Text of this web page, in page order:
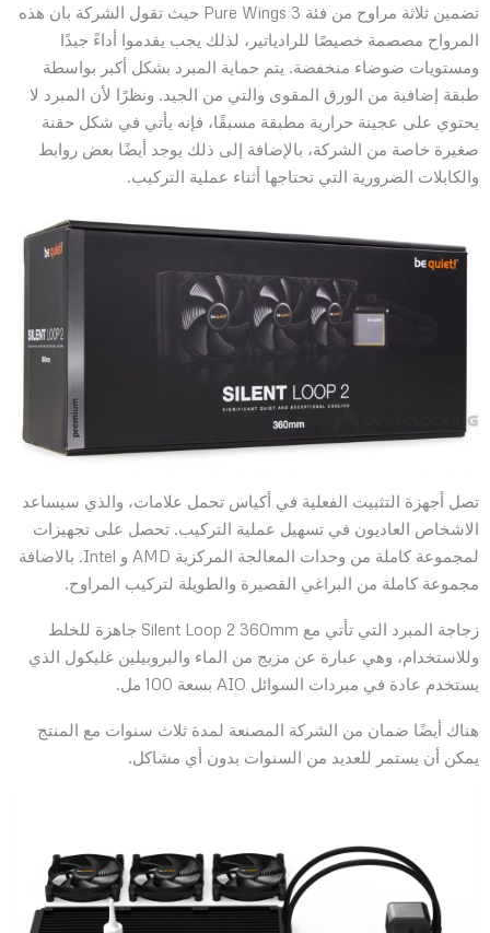
تضمين ثلاثة مراوح من فئة Pure Wings 3 حيث تقول الشركة بان هذه
المرواح مصصمة خصيصًا للرادياتير، لذلك يجب يقدموا أداءً جيدًا
ومستويات ضوضاء منخفضة. يتم حماية المبرد بشكل أكبر بواسطة
طبقة إضافية من الورق المقوى والتي من الجيد. ونظرًا لأن المبرد لا
يحتوي على عجينة حرارية مطبقة مسبقًا، فإنه يأتي في شكل حقنة
صغيرة خاصة من الشركة، بالإضافة إلى ذلك يوجد أيضًا بعض روابط
والكابلات الضرورية التي تحتاجها أثناء عملية التركيب.
تصل أجهزة التثبيت الفعلية في أكياس تحمل علامات، والذي سيساعد
الاشخاص العاديون في تسهيل عملية التركيب. تحصل على تجهيزات
لمجموعة كاملة من وحدات المعالجة المركزية AMD و Intel. بالاضافة
مجموعة كاملة من البراغي القصيرة والطويلة لتركيب المراوح.
زجاجة المبرد التي تأتي مع Silent Loop 2 360mm جاهزة للخلط
وللاستخدام، وهي عبارة عن مزيج من الماء والبروبيلين غليكول الذي
يستخدم عادة في مبردات السوائل AIO بسعة 100 مل.
هناك أيضًا ضمان من الشركة المصنعة لمدة ثلاث سنوات مع المنتج
يمكن أن يستمر للعديد من السنوات بدون أي مشاكل.